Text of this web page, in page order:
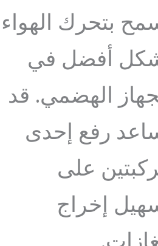
بتحرك الهواء
أفضل في
الهضمي. قد
رفع إحدى
على
إخراج